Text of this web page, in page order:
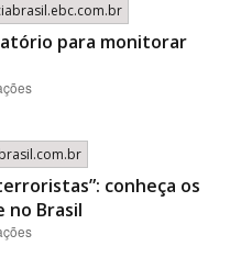
para monitorar
conheça os
no Brasil